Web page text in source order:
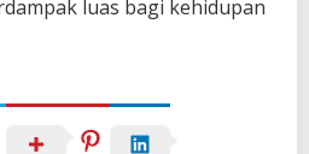
luas bagi kehidupan